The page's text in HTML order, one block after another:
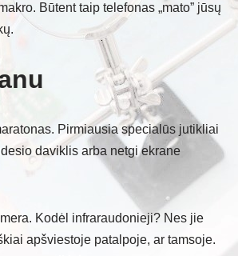
Būtent taip telefonas „mato” jūsų
Pirmiausia specialūs jutikliai
daviklis arba netgi ekrane
Kodėl infraraudonieji? Nes jie
apšviestoje patalpoje, ar tamsoje.